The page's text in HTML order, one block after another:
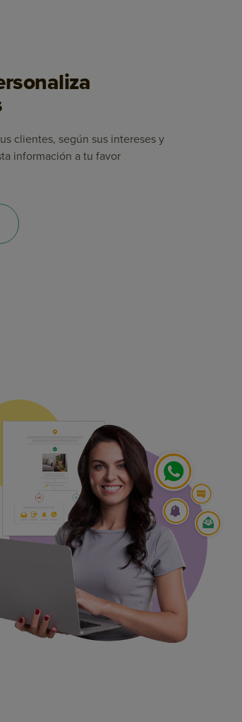
clientes, según sus intereses y
información a tu favor